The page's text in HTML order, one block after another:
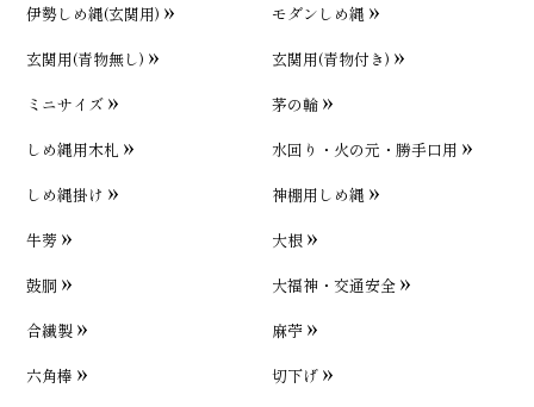
伊勢しめ縄(玄関用)
モダンしめ縄
玄関用(青物無し)
玄関用(青物付き)
ミニサイズ
茅の輪
しめ縄用木札
水回り・火の元・勝手口用
しめ縄掛け
神棚用しめ縄
牛蒡
大根
鼓胴
大福神・交通安全
合繊製
麻苧
六角棒
切下げ